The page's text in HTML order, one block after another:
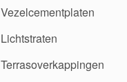
Vezelcementplaten
Lichtstraten
Terrasoverkappingen